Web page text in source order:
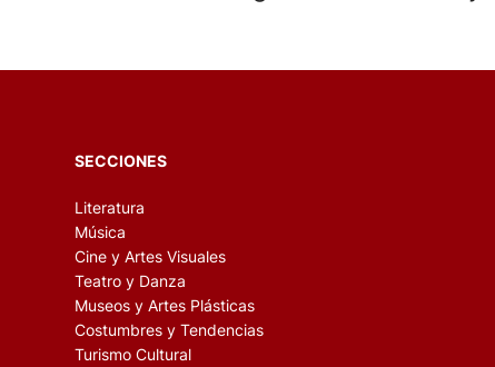
SECCIONES
Literatura
Música
Cine y Artes Visuales
Teatro y Danza
Museos y Artes Plásticas
Costumbres y Tendencias
Turismo Cultural